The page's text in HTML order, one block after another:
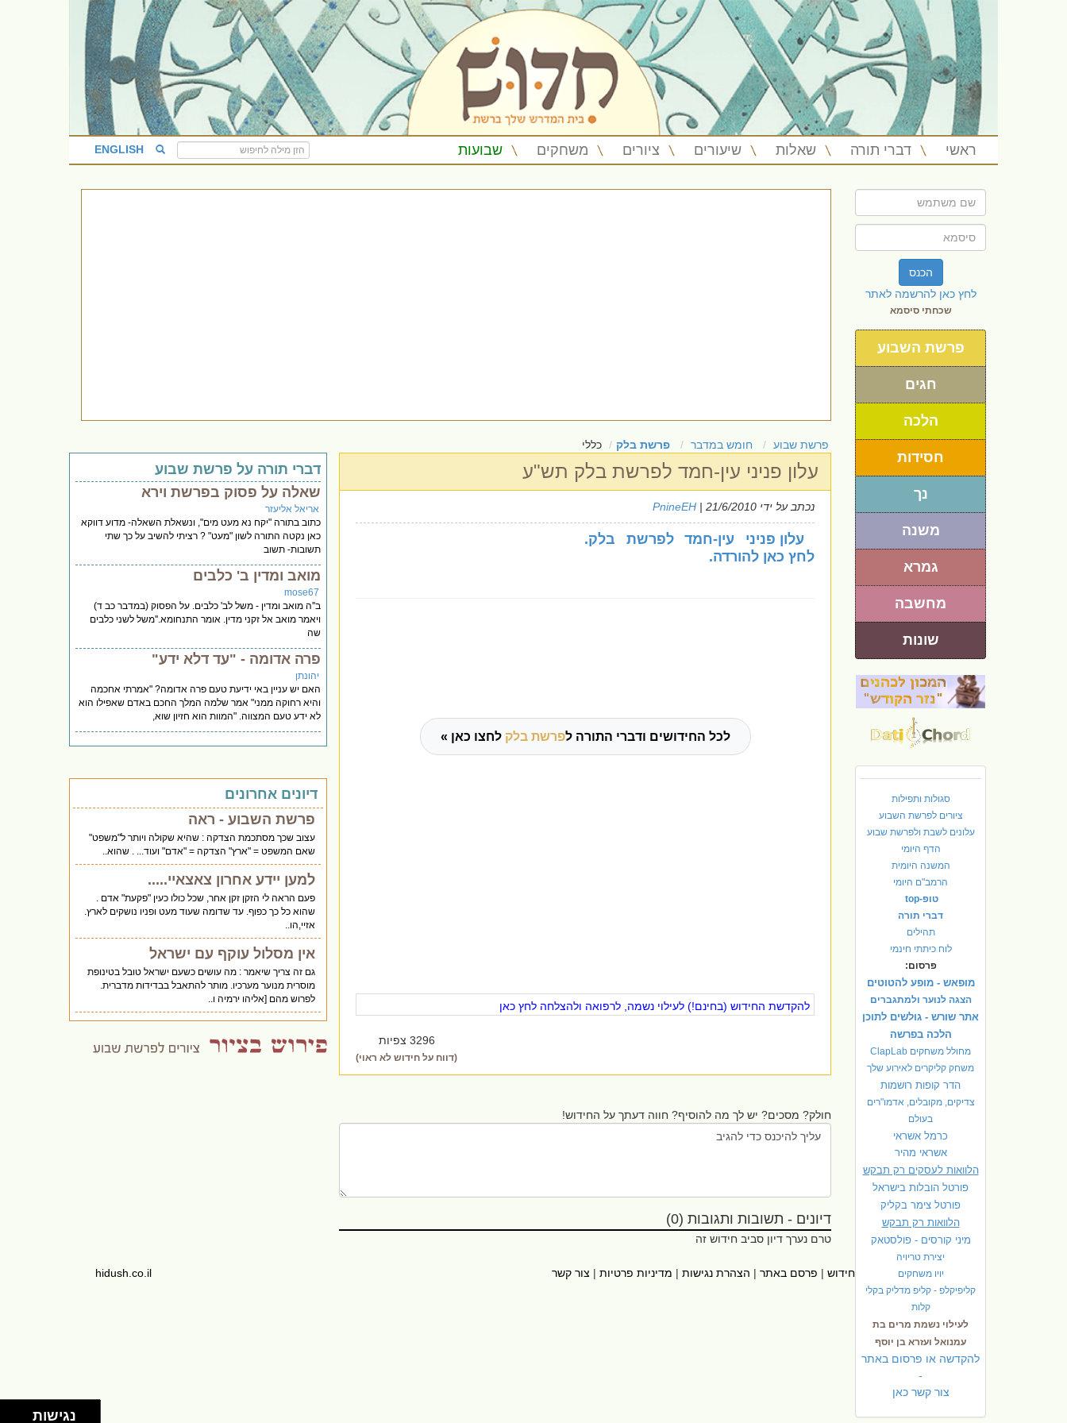
ראשי דברי תורה שאלות שיעורים ציורים משחקים שבועות ENGLISH
הכנס
לחץ כאן להרשמה לאתר
שכחתי סיסמא
פרשת השבוע
חגים
הלכה
חסידות
נך
משנה
גמרא
מחשבה
שונות
סגולות ותפילות
ציורים לפרשת השבוע
עלונים לשבת ולפרשת שבוע
הדף היומי
המשנה היומית
הרמב"ם היומי
טופ-top
דברי תורה
תהילים
לוח כיתתי חינמי
פרסום:
מופאש - מופע להטוטים
הצגה לנוער ולמתגברים
אתר שורש - גולשים לתוכן
הלכה בפרשה
מחולל משחקים ClapLab
משחק קליקרים לאירוע שלך
הדר קופות רושמות
צדיקים, מקובלים, אדמו"רים
בעולם
כרמל אשראי
אשראי מהיר
הלוואות לעסקים רק תבקש
פורטל הובלות בישראל
פורטל צימר בקליק
הלוואות רק תבקש
מיני קורסים - פולסטאק
יצירת טריויה
יויו משחקים
קליפיקלפ - קליפ מדליק בקלי
קלות
לעילוי נשמת מרים בת
עמנואל ועזרא בן יוסף
להקדשה או פרסום באתר
-
צור קשר כאן
פרשת שבוע חומש במדבר פרשת בלק כללי
עלון פניני עין-חמד לפרשת בלק תש"ע
נכתב על ידי PnineEH | 21/6/2010
עלון פניני עין-חמד לפרשת בלק.
לחץ כאן להורדה.
לכל החידושים ודברי התורה לפרשת בלק לחצו כאן »
להקדשת החידוש (בחינם!) לעילוי נשמה, לרפואה ולהצלחה לחץ כאן
3296 צפיות
(דווח על חידוש לא ראוי)
חולק? מסכים? יש לך מה להוסיף? חווה דעתך על החידוש!
דיונים - תשובות ותגובות (0)
טרם נערך דיון סביב חידוש זה
דברי תורה על פרשת שבוע
שאלה על פסוק בפרשת וירא
אריאל אליעזר
כתוב בתורה "יקח נא מעט מים", ונשאלת השאלה- מדוע דווקא
כאן נקטה התורה לשון "מעט" ? רציתי להשיב על כך שתי
תשובות- תשוב
מואב ומדין ב' כלבים
mose67
ב''ה מואב ומדין - משל לב' כלבים. על הפסוק (במדבר כב ד)
ויאמר מואב אל זקני מדין. אומר התנחומא.''משל לשני כלבים
שה
פרה אדומה - "עד דלא ידע"
יהונתן
האם יש עניין באי ידיעת טעם פרה אדומה? "אמרתי אחכמה
והיא רחוקה ממני" אמר שלמה המלך החכם באדם שאפילו הוא
לא ידע טעם המצווה. "המוות הוא חזיון שוא,
דיונים אחרונים
פרשת השבוע - ראה
עצוב שכך מסתכמת הצדקה : שהיא שקולה ויותר ל"משפט"
שאם המשפט = "ארץ" הצדקה = "אדם" ועוד... . שהוא..
למען יידע אחרון צאצאיי.....
פעם הראה לי הזקן זקן אחר, שכל כולו כעין "פקעת" אדם .
שהוא כל כך כפוף. עד שדומה שעוד מעט ופניו נושקים לארץ.
אזיי,הו..
אין מסלול עוקף עם ישראל
גם זה צריך שיאמר : מה עושים כשעם ישראל טובל בטינופת
מוסרית מנוער מערכיו. מותר להתאבל בבדידות מדברית.
לפרוש מהם [אליהו ירמיה ו..
|אתרי עזר אודות חידוש | פרסם באתר | הצהרת נגישות | מדיניות פרטיות | צור קשר hidush.co.il
נגישות